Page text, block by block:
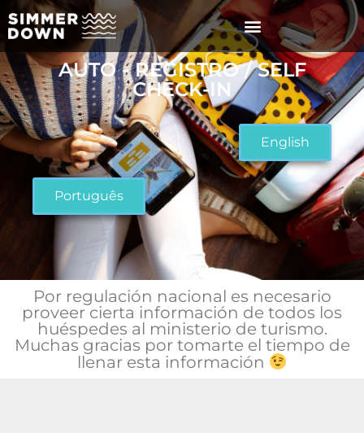
AUTO - REGISTRO / SELF
CHECK-IN
English
Português
Por regulación nacional es necesario
proveer cierta información de todos los
huéspedes al ministerio de turismo.
Muchas gracias por tomarte el tiempo de
llenar esta información